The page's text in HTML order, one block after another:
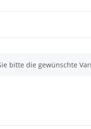
bitte die gewünschte